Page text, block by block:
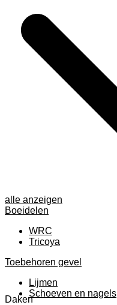
alle anzeigen
Boeidelen
WRC
Tricoya
Toebehoren gevel
Lijmen
Schoeven en nagels
Daken